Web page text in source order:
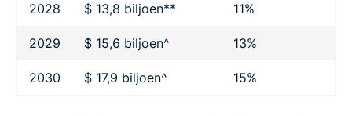
2028 $ 13,8 biljoen** 11%
2029 $ 15,6 biljoen^ 13%
2030 $ 17,9 biljoen^ 15%